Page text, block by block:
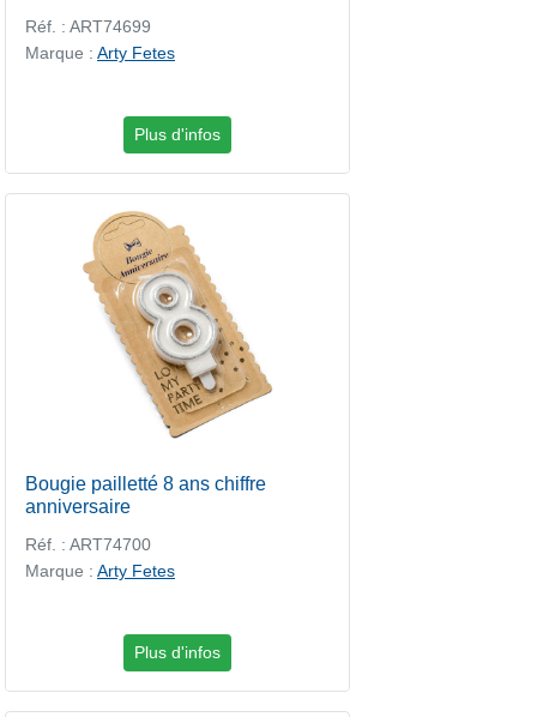
Réf. : ART74699
Marque : Arty Fetes
Plus d'infos
Bougie pailletté 8 ans chiffre
anniversaire
Réf. : ART74700
Marque : Arty Fetes
Plus d'infos